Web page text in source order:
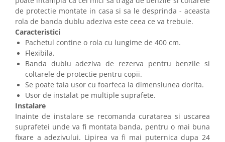
de protectie montate in casa si sa le desprinda - aceasta
rola de banda dublu adeziva este ceea ce va trebuie.
Caracteristici
Pachetul contine o rola cu lungime de 400 cm.
Flexibila.
Banda dublu adeziva de rezerva pentru benzile si
coltarele de protectie pentru copii.
Se poate taia usor cu foarfeca la dimensiunea dorita.
Usor de instalat pe multiple suprafete.
Instalare
Inainte de instalare se recomanda curatarea si uscarea
suprafetei unde va fi montata banda, pentru o mai buna
fixare a adezivului. Lipirea va fi mai puternica dupa 24